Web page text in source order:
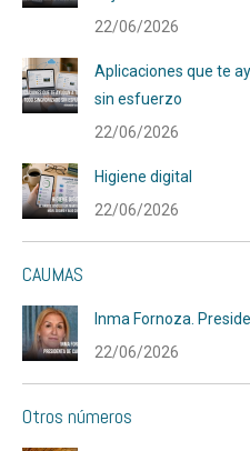
22/06/2026
Aplicaciones que te
sin esfuerzo
22/06/2026
Higiene digital
22/06/2026
CAUMAS
Inma Fornoza.
22/06/2026
Otros números